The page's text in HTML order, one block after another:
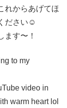
れからあげてほ
ださい☺︎
ます〜！
to my
video in
warm heart lol